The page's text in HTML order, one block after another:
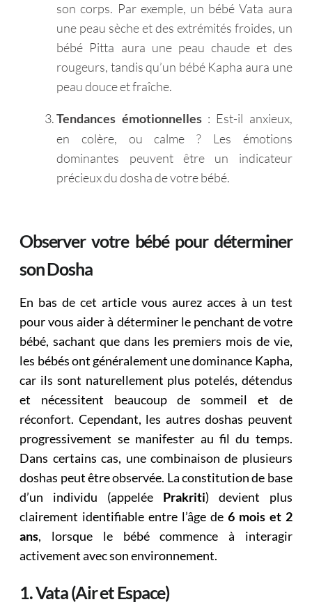
son corps. Par exemple, un bébé Vata aura
une peau sèche et des extrémités froides, un
bébé Pitta aura une peau chaude et des
rougeurs, tandis qu’un bébé Kapha aura une
peau douce et fraîche.
Tendances émotionnelles: Est-il anxieux,
en colère, ou calme ? Les émotions
dominantes peuvent être un indicateur
précieux du dosha de votre bébé.
Observer votre bébé pour déterminer
son Dosha
En bas de cet article vous aurez acces à un test
pour vous aider à déterminer le penchant de votre
bébé, sachant que dans les premiers mois de vie,
les bébés ont généralement une dominance Kapha,
car ils sont naturellement plus potelés, détendus
et nécessitent beaucoup de sommeil et de
réconfort. Cependant, les autres doshas peuvent
progressivement se manifester au fil du temps.
Dans certains cas, une combinaison de plusieurs
doshas peut être observée. La constitution de base
d’un individu (appelée Prakriti) devient plus
clairement identifiable entre l’âge de 6 mois et 2
ans, lorsque le bébé commence à interagir
activement avec son environnement.
1. Vata (Air et Espace)